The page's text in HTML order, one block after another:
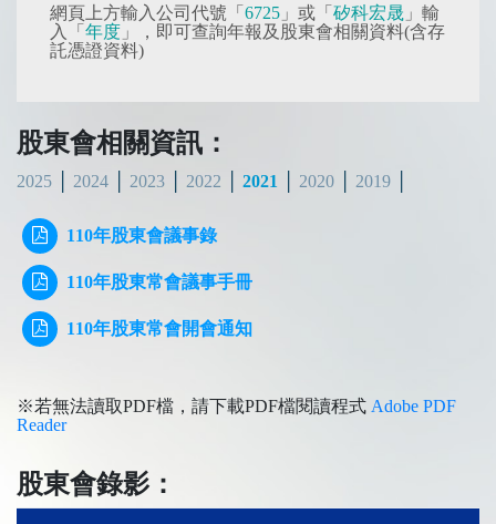
網頁上方輸入公司代號「 6725 」或「 矽科宏晟 」輸
入「 年度 」，即可查詢年報及股東會相關資料(含存
託憑證資料)
股東會相關資訊：
2025 2024 2023 2022 2021 2020 2019
110年股東會議事錄
110年股東常會議事手冊
110年股東常會開會通知
※若無法讀取PDF檔，請下載PDF檔閱讀程式 Adobe PDF
Reader
股東會錄影：